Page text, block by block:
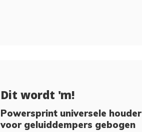
Dit wordt 'm!
Powersprint universele houder
voor geluiddempers gebogen